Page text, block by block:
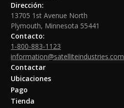
Dirección:
13705 1st Avenue North
Plymouth, Minnesota 55441
Contacto:
1-800-883-1123
information@satelliteindustries.com
Contactar
Ubicaciones
Pago
Tienda